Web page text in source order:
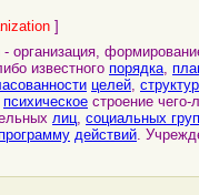
]
известного порядка,
целей, структур
психическое строение чего-
лиц, социальных
действий.